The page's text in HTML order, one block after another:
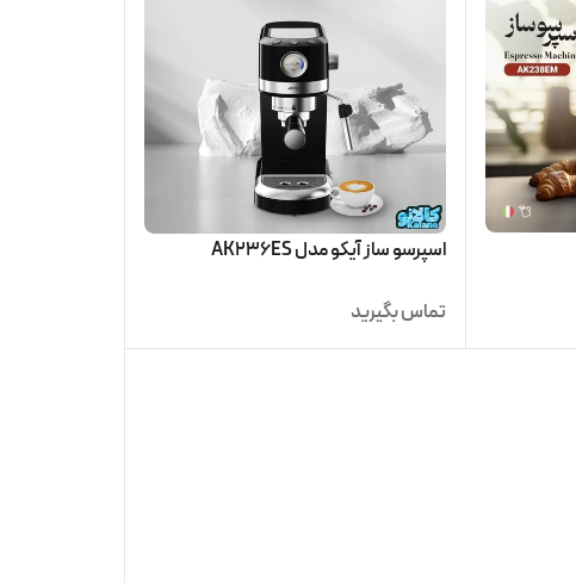
اسپرسو ساز آیکو مدل AK236ES
تماس بگیرید